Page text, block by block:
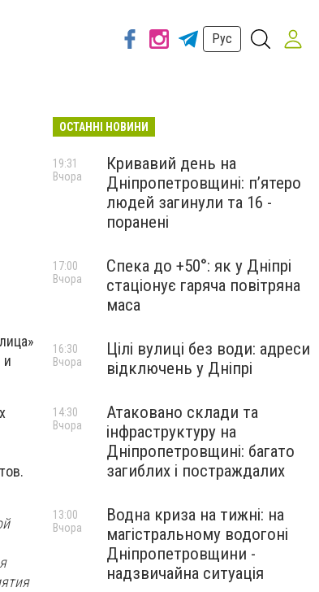
Рус
и
ОСТАННІ НОВИНИ
Кривавий день на
Дніпропетровщині: п’ятеро
людей загинули та 16 -
поранені
19:31
Вчора
Спека до +50°: як у Дніпрі
стаціонує гаряча повітряна
маса
17:00
Вчора
Цілі вулиці без води: адреси
відключень у Дніпрі
16:30
Вчора
Атаковано склади та
інфраструктуру на
Дніпропетровщині: багато
загиблих і постраждалих
14:30
Вчора
Водна криза на тижні: на
магістральному водогоні
Дніпропетровщини -
надзвичайна ситуація
13:00
Вчора